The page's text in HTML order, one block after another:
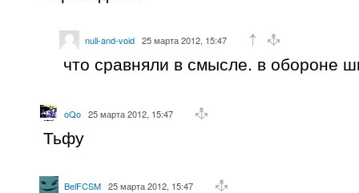
null-and-void 25 марта 2012, 15:47
что сравняли в смысле. в обороне
oQo 25 марта 2012, 15:47
Тьфу
BelFCSM 25 марта 2012, 15:47